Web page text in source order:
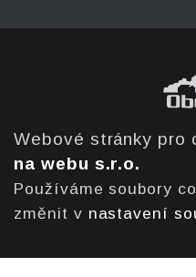
Webové stránky pro
na webu s.r.o.
Používáme soubory
změnit v nastavení